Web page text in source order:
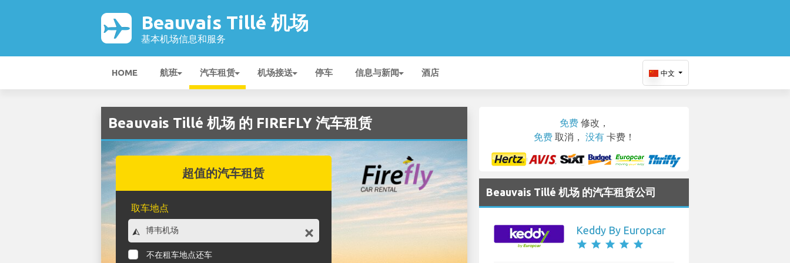
Beauvais Tillé 机场
基本机场信息和服务
HOME 航班 汽车租赁 机场接送 停车 信息与新闻 酒店 中文
Beauvais Tillé 机场 的 FIREFLY 汽车租赁
超值的汽车租赁
取车地点
不在租车地点还车
免费 修改，
免费 取消， 没有 卡费！
Beauvais Tillé 机场 的汽车租赁公司
Keddy By Europcar
star star star star star